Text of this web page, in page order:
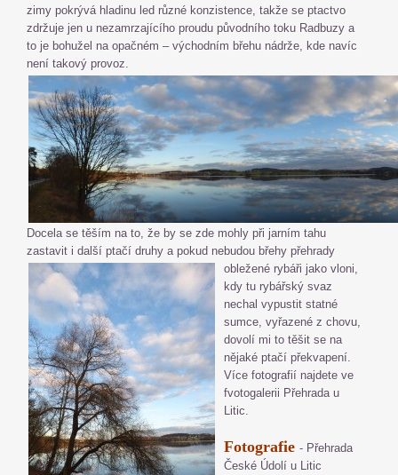
zimy pokrývá hladinu led různé konzistence, takže se ptactvo
zdržuje jen u nezamrzajícího proudu původního toku Radbuzy a
to je bohužel na opačném – východním břehu nádrže, kde navíc
není takový provoz.
Docela se těším na to, že by se zde mohly při jarním tahu
zastavit i další ptačí druhy a pokud nebudou břehy přehrady
obležené rybáři jako vloni,
kdy tu rybářský svaz
nechal vypustit statné
sumce, vyřazené z chovu,
dovolí mi to těšit se na
nějaké ptačí překvapení.
Více fotografií najdete ve
fvotogalerii Přehrada u
Litic.
Fotografie - Přehrada
České Údolí u Litic